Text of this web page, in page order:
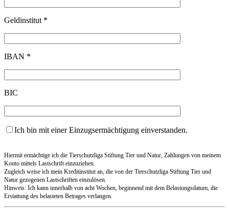
Geldinstitut *
IBAN *
BIC
Ich bin mit einer Einzugsermächtigung einverstanden.
Hiermit ermächtige ich die Tierschutzliga Stiftung Tier und Natur, Zahlungen von meinem
Konto mittels Lastschrift einzuziehen.
Zugleich weise ich mein Kreditinstitut an, die von der Tierschutzliga Stiftung Tier und
Natur gezogenen Lastschriften einzulösen.
Hinweis: Ich kann innerhalb von acht Wochen, beginnend mit dem Belastungsdatum, die
Erstattung des belasteten Betrages verlangen.